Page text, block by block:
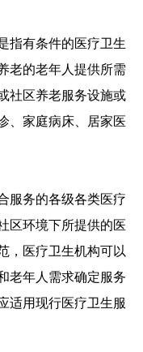
指有条件的医疗卫生
老的老年人提供所需
社区养老服务设施或
、家庭病床、居家医
服务的各级各类医疗
区环境下所提供的医
，医疗卫生机构可以
老年人需求确定服务
适用现行医疗卫生服